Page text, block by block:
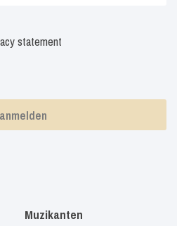
statement
Muzikanten